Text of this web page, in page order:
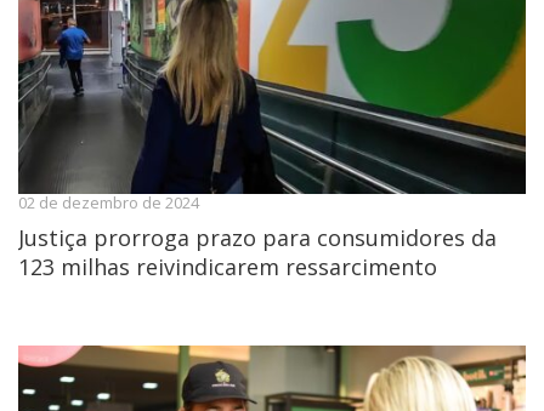
02 de dezembro de 2024
Justiça prorroga prazo para consumidores da
123 milhas reivindicarem ressarcimento